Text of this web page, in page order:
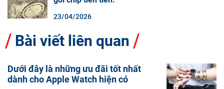
23/04/2026
Bài viết liên quan
Dưới đây là những ưu đãi tốt nhất
dành cho Apple Watch hiện có